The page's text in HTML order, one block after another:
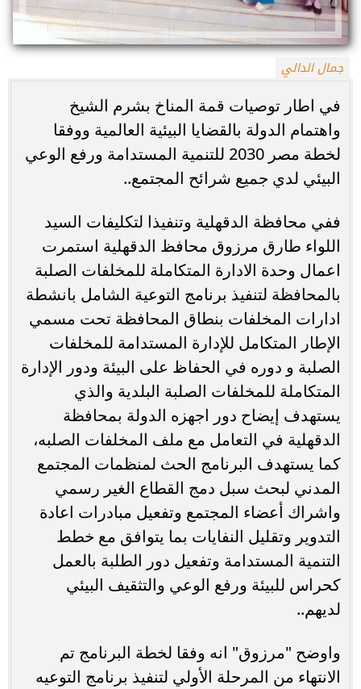
جمال الدالي
في اطار توصيات قمة المناخ بشرم الشيخ
واهتمام الدولة بالقضايا البيئية العالمية ووفقا
لخطة مصر 2030 للتنمية المستدامة ورفع الوعي
البيئي لدي جميع شرائح المجتمع..
ففي محافظة الدقهلية وتنفيذا لتكليفات السيد
اللواء طارق مرزوق محافظ الدقهلية استمرت
اعمال وحدة الادارة المتكاملة للمخلفات الصلبة
بالمحافظة لتنفيذ برنامج التوعية الشامل بانشطة
ادارات المخلفات بنطاق المحافظة تحت مسمي
الإطار المتكامل للإدارة المستدامة للمخلفات
الصلبة و دوره في الحفاظ على البيئة ودور الإدارة
المتكاملة للمخلفات الصلبة البلدية والذي
يستهدف إيضاح دور اجهزه الدولة بمحافظة
الدقهلية في التعامل مع ملف المخلفات الصلبه،
كما يستهدف البرنامج الحث لمنظمات المجتمع
المدني لبحث سبل دمج القطاع الغير رسمي
واشراك أعضاء المجتمع وتفعيل مبادرات اعادة
التدوير وتقليل النفايات بما يتوافق مع خطط
التنمية المستدامة وتفعيل دور الطلبة بالعمل
كحراس للبيئة ورفع الوعي والتثقيف البيئي
لديهم..
واوضح "مرزوق" انه وفقا لخطة البرنامج تم
الانتهاء من المرحلة الأولي لتنفيذ برنامج التوعيه